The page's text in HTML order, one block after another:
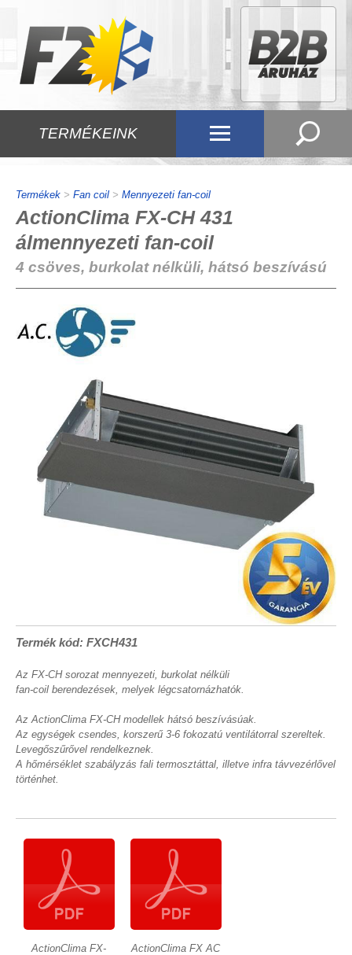
TERMÉKEINK
Termékek > Fan coil > Mennyezeti fan-coil
ActionClima FX-CH 431
álmennyezeti fan-coil
4 csöves, burkolat nélküli, hátsó beszívású
Termék kód: FXCH431
Az FX-CH sorozat mennyezeti, burkolat nélküli
fan-coil berendezések, melyek légcsatornázhatók.
Az ActionClima FX-CH modellek hátsó beszívásúak.
Az egységek csendes, korszerű 3-6 fokozatú ventilátorral szereltek.
Levegőszűrővel rendelkeznek.
A hőmérséklet szabályzás fali termosztáttal, illetve infra távvezérlővel
történhet.
ActionClima FX-
ActionClima FX AC